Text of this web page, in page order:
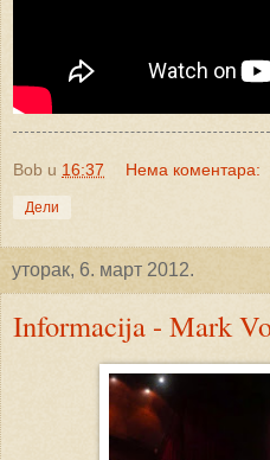
Bob u 16:37 Нема коментара:
Дели
уторак, 6. март 2012.
Informacija - Mark